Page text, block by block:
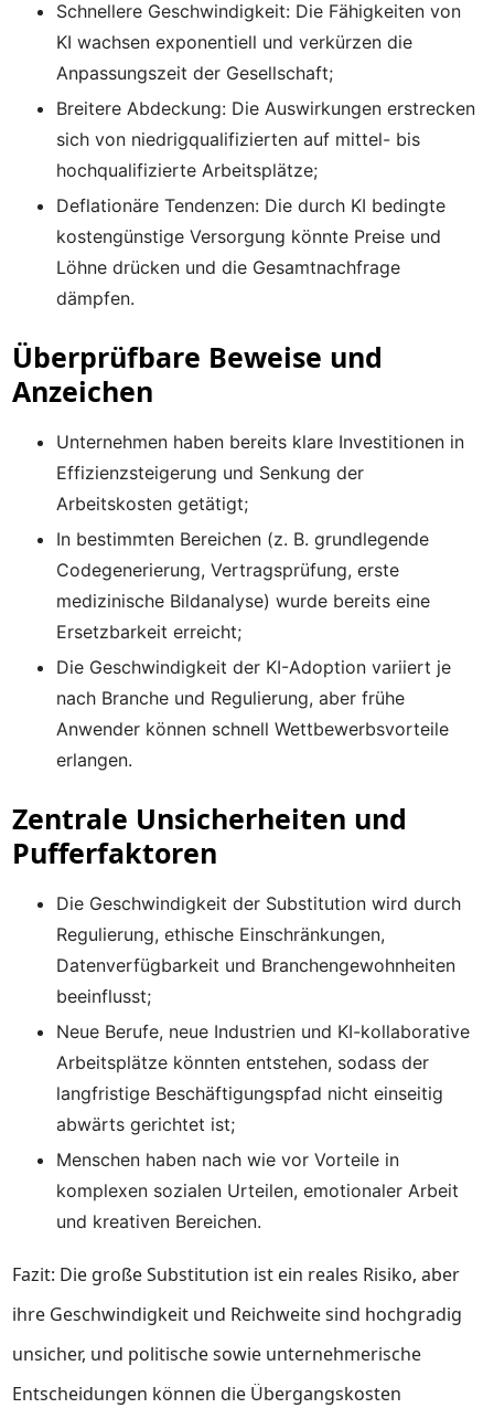
Schnellere Geschwindigkeit: Die Fähigkeiten von
KI wachsen exponentiell und verkürzen die
Anpassungszeit der Gesellschaft;
Breitere Abdeckung: Die Auswirkungen erstrecken
sich von niedrigqualifizierten auf mittel- bis
hochqualifizierte Arbeitsplätze;
Deflationäre Tendenzen: Die durch KI bedingte
kostengünstige Versorgung könnte Preise und
Löhne drücken und die Gesamtnachfrage
dämpfen.
Überprüfbare Beweise und
Anzeichen
Unternehmen haben bereits klare Investitionen in
Effizienzsteigerung und Senkung der
Arbeitskosten getätigt;
In bestimmten Bereichen (z. B. grundlegende
Codegenerierung, Vertragsprüfung, erste
medizinische Bildanalyse) wurde bereits eine
Ersetzbarkeit erreicht;
Die Geschwindigkeit der KI-Adoption variiert je
nach Branche und Regulierung, aber frühe
Anwender können schnell Wettbewerbsvorteile
erlangen.
Zentrale Unsicherheiten und
Pufferfaktoren
Die Geschwindigkeit der Substitution wird durch
Regulierung, ethische Einschränkungen,
Datenverfügbarkeit und Branchengewohnheiten
beeinflusst;
Neue Berufe, neue Industrien und KI-kollaborative
Arbeitsplätze könnten entstehen, sodass der
langfristige Beschäftigungspfad nicht einseitig
abwärts gerichtet ist;
Menschen haben nach wie vor Vorteile in
komplexen sozialen Urteilen, emotionaler Arbeit
und kreativen Bereichen.
Fazit: Die große Substitution ist ein reales Risiko, aber
ihre Geschwindigkeit und Reichweite sind hochgradig
unsicher, und politische sowie unternehmerische
Entscheidungen können die Übergangskosten